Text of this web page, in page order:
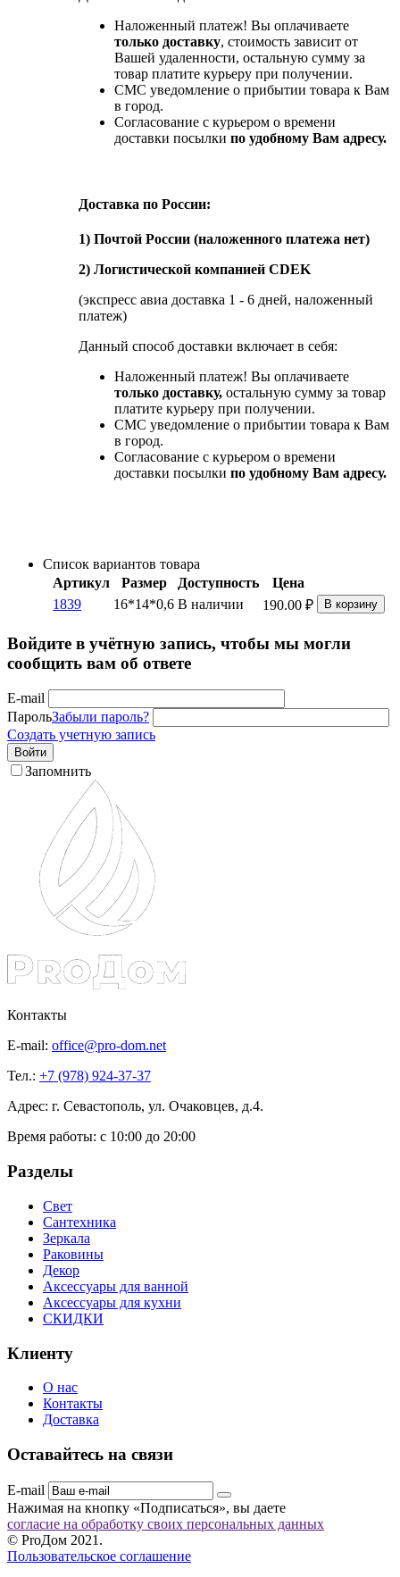
Наложенный платеж! Вы оплачиваете
только доставку, стоимость зависит от
Вашей удаленности, остальную сумму за
товар платите курьеру при получении.
СМС уведомление о прибытии товара к Вам
в город.
Согласование с курьером о времени
доставки посылки по удобному Вам адресу.
Доставка по России:
1) Почтой России (наложенного платежа нет)
2) Логистической компанией CDEK
(экспресс авиа доставка 1 - 6 дней, наложенный
платеж)
Данный способ доставки включает в себя:
Наложенный платеж! Вы оплачиваете
только доставку, остальную сумму за товар
платите курьеру при получении.
СМС уведомление о прибытии товара к Вам
в город.
Согласование с курьером о времени
доставки посылки по удобному Вам адресу.
Список вариантов товара
Артикул
Размер Доступность
Цена
1839
16*14*0,6 В наличии 190.00 ₽ В корзину
Войдите в учётную запись, чтобы мы могли
сообщить вам об ответе
E-mail
ПарольЗабыли пароль?
Создать учетную запись
Войти
Запомнить
Контакты
E-mail: office@pro-dom.net
Тел.: +7 (978) 924-37-37
Адрес: г. Севастополь, ул. Очаковцев, д.4.
Время работы: с 10:00 до 20:00
Разделы
Свет
Сантехника
Зеркала
Раковины
Декор
Аксессуары для ванной
Аксессуары для кухни
СКИДКИ
Клиенту
О нас
Контакты
Доставка
Оставайтесь на связи
E-mail
Нажимая на кнопку «Подписаться», вы даете
согласие на обработку своих персональных данных
© ProДом 2021.
Пользовательское соглашение